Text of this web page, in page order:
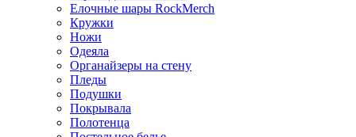
Елочные шары RockMerch
Кружки
Ножи
Одеяла
Органайзеры на стену
Пледы
Подушки
Покрывала
Полотенца